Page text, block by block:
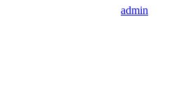
admin